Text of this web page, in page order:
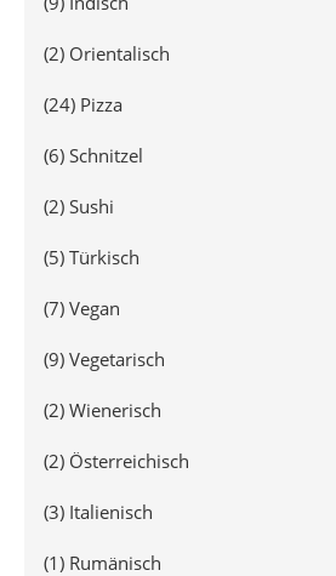
(2) Orientalisch
(24) Pizza
(6) Schnitzel
(2) Sushi
(5) Türkisch
(7) Vegan
(9) Vegetarisch
(2) Wienerisch
(2) Österreichisch
(3) Italienisch
(1) Rumänisch